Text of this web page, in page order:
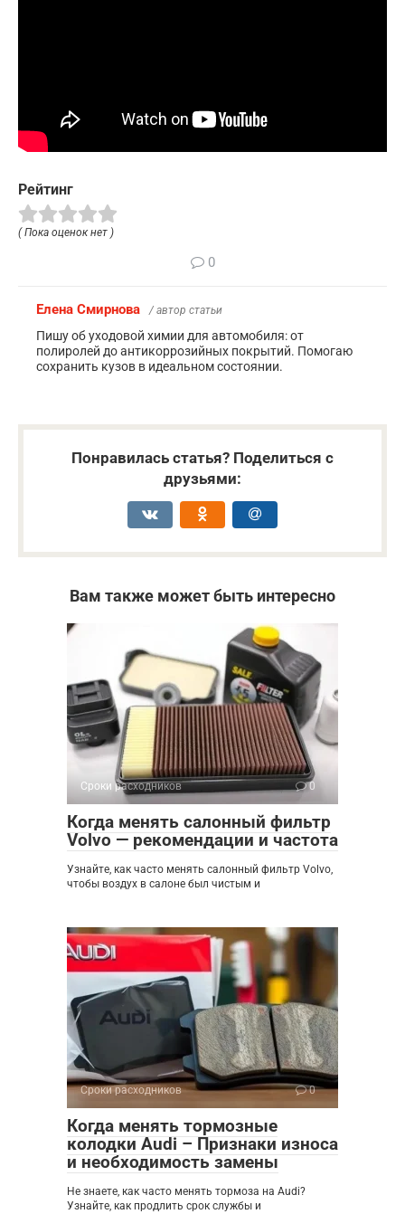
Рейтинг
( Пока оценок нет )
0
Елена Смирнова / автор статьи
Пишу об уходовой химии для автомобиля: от
полиролей до антикоррозийных покрытий. Помогаю
сохранить кузов в идеальном состоянии.
Понравилась статья? Поделиться с
друзьями:
Вам также может быть интересно
Сроки расходников 0
Когда менять салонный фильтр
Volvo — рекомендации и частота
Узнайте, как часто менять салонный фильтр Volvo,
чтобы воздух в салоне был чистым и
Сроки расходников 0
Когда менять тормозные
колодки Audi – Признаки износа
и необходимость замены
Не знаете, как часто менять тормоза на Audi?
Узнайте, как продлить срок службы и